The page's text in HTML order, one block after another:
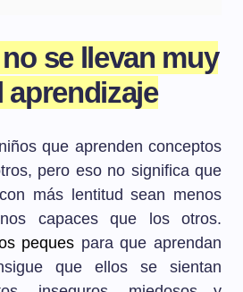
se llevan muy
aprendizaje
que aprenden conceptos
pero eso no significa que
más lentitud sean menos
capaces que los otros.
peques para que aprendan
que ellos se sientan